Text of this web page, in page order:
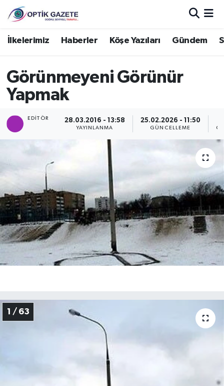
İlkelerimiz Haberler Köşe Yazıları Gündem
Görünmeyeni Görünür
Yapmak
EDITÖR 28.03.2016 - 13:58
YAYINLANMA
25.02.2026 - 11:50
GÜNCELLEME
1 / 63
Nöbetçi Eczaneler
İstanbul Namaz Vakitleri
Trafik Durumu
Süper Lig Puan Durumu ve Fikstür
Tüm Manşetler
Son Dakika Haberleri
Haber Arşivi